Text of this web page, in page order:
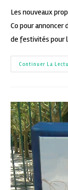
Les nouveaux
Co pour
de festivités pour
Continuer La